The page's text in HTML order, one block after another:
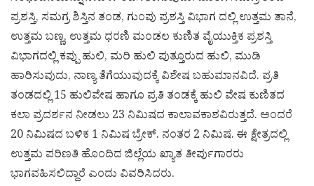
ಪ್ರಶಸ್ತಿ, ಸಮಗ್ರ ಶಿಸ್ತಿನ ತಂಡ, ಗುಂಪು ಪ್ರಶಸ್ತಿ ವಿಭಾಗ ದಲ್ಲಿ ಉತ್ತಮ ತಾನೆ,
ಉತ್ತಮ ಬಣ್ಣ, ಉತ್ತಮ ಧರಣಿ ಮಂಡಲ ಕುಣಿತ ವೈಯುಕ್ತಿಕ ಪ್ರಶಸ್ತಿ
ವಿಭಾಗದಲ್ಲಿ ಕಪ್ಪು ಹುಲಿ, ಮರಿ ಹುಲಿ ಪುತ್ತೂರುದ ಹುಲಿ, ಮುಡಿ
ಹಾರಿಸುವುದು, ನಾಣ್ಯ ತೆಗೆಯುವುದಕ್ಕೆ ವಿಶೇಷ ಬಹುಮಾನವಿದೆ. ಪ್ರತಿ
ತಂಡದಲ್ಲಿ 15 ಹುಲಿವೇಷ ಹಾಗೂ ಪ್ರತಿ ತಂಡಕ್ಕೆ ಹುಲಿ ವೇಷ ಕುಣಿತದ
ಕಲಾ ಪ್ರದರ್ಶನ ನೀಡಲು 23 ನಿಮಿಷದ ಕಾಲಾವಕಾಶವಿರುತ್ತದೆ. ಅಂದರೆ
20 ನಿಮಿಷದ ಬಳಿಕ 1 ನಿಮಿಷ ಬ್ರೇಕ್. ನಂತರ 2 ನಿಮಿಷ. ಈ ಕ್ಷೇತ್ರದಲ್ಲಿ
ಉತ್ತಮ ಪರಿಣತಿ ಹೊಂದಿದ ಜಿಲ್ಲೆಯ ಖ್ಯಾತ ತೀರ್ಪುಗಾರರು
ಭಾಗವಹಿಸಲಿದ್ದಾರೆ ಎಂದು ವಿವರಿಸಿದರು.